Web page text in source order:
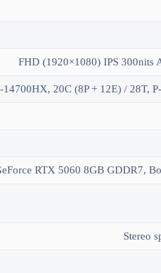
20C (8P + 12E) / 28T,
RTX 5060 8GB GDDR7,
Stereo